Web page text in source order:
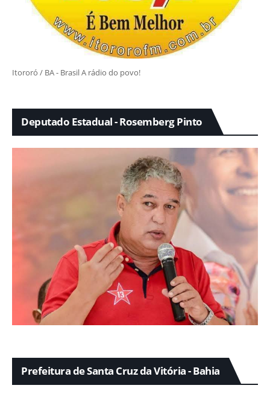
Itororó / BA - Brasil A rádio do povo!
Deputado Estadual - Rosemberg Pinto
Prefeitura de Santa Cruz da Vitória - Bahia